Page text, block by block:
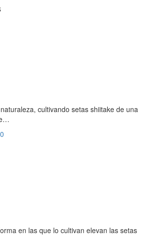
cultivando setas shiitake de una
0
en las que lo cultivan elevan las setas